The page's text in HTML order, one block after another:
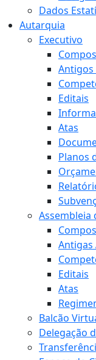
Dados
Autarquia
Executivo
Antigos
Editais
Atas
Planos
Assembleia
Antigas
Editais
Atas
Balcão
Delegação